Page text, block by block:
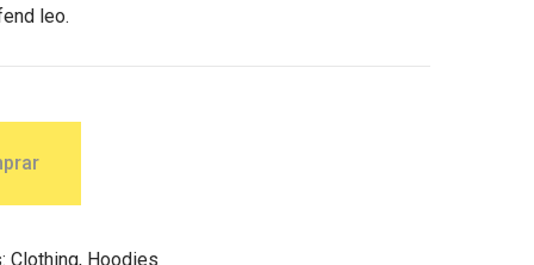
leo.
Clothing, Hoodies